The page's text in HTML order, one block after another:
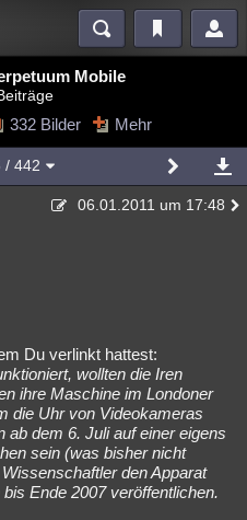
Videos
Mystery Kriminalfälle
Esoterik Literatur
Gaming Filme
Allmystery English
Mobile
332 Bilder Mehr
/ 442
06.01.2011 um 17:48
Du verlinkt hattest:
wollten die Iren
ihre Maschine im Londoner
die Uhr von Videokameras
ab dem 6. Juli auf einer eigens
sein (was bisher nicht
den Apparat
Ende 2007 veröffentlichen.